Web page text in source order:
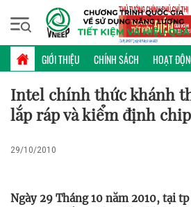
GIỚI THIỆU CHÍNH SÁCH HOẠT
Chủ nhật, 09/08/2026 | 16:35 GMT+7
KHOA HỌC
Intel chính thức khánh
lắp ráp và kiểm định
29/10/2010
Ngày 29 Tháng 10 năm 2010, tại